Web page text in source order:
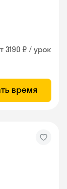
3190 ₽ / урок
время